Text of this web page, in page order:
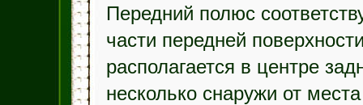
Передний полюс
части передней
располагается в центре
несколько снаружи от